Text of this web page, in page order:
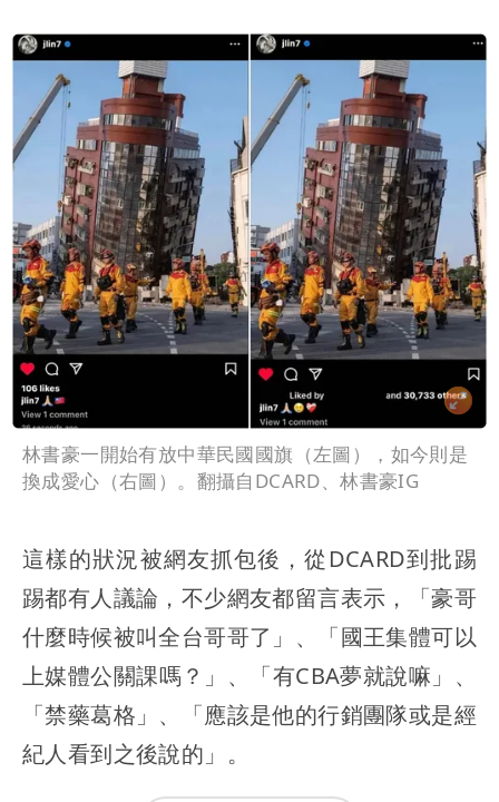
林書豪一開始有放中華民國國旗（左圖），如今則是
換成愛心（右圖）。翻攝自DCARD、林書豪IG
這樣的狀況被網友抓包後，從DCARD到批踢
踢都有人議論，不少網友都留言表示，「豪哥
什麼時候被叫全台哥哥了」、「國王集體可以
上媒體公關課嗎？」、「有CBA夢就說嘛」、
「禁藥葛格」、「應該是他的行銷團隊或是經
紀人看到之後說的」。